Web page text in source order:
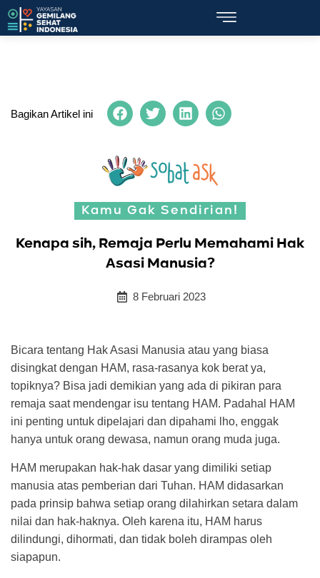
Bagikan Artikel ini
Kamu Gak Sendirian!
Kenapa sih, Remaja Perlu Memahami Hak
Asasi Manusia?
8 Februari 2023
Bicara tentang Hak Asasi Manusia atau yang biasa
disingkat dengan HAM, rasa-rasanya kok berat ya,
topiknya? Bisa jadi demikian yang ada di pikiran para
remaja saat mendengar isu tentang HAM. Padahal HAM
ini penting untuk dipelajari dan dipahami lho, enggak
hanya untuk orang dewasa, namun orang muda juga.
HAM merupakan hak-hak dasar yang dimiliki setiap
manusia atas pemberian dari Tuhan. HAM didasarkan
pada prinsip bahwa setiap orang dilahirkan setara dalam
nilai dan hak-haknya. Oleh karena itu, HAM harus
dilindungi, dihormati, dan tidak boleh dirampas oleh
siapapun.